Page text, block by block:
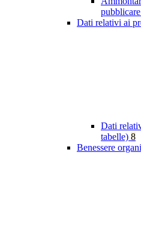
Dati relativi ai
Dati
tabelle) 8
Benessere